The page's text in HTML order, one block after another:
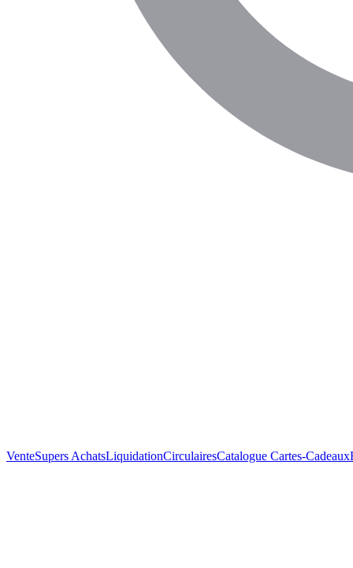
VenteSupers AchatsLiquidationCirculairesCatalogue Cartes-Cadeaux